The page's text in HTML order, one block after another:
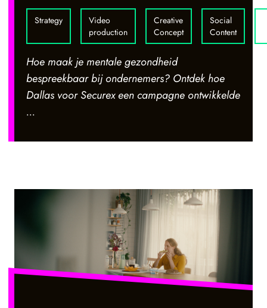
Strategy
Video
production
Creative
Concept
Social
Content
Hoe maak je mentale gezondheid
bespreekbaar bij ondernemers? Ontdek hoe
Dallas voor Securex een campagne ontwikkelde
...